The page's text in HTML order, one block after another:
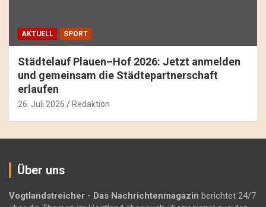
AKTUELL SPORT
Städtelauf Plauen–Hof 2026: Jetzt anmelden
und gemeinsam die Städtepartnerschaft
erlaufen
26. Juli 2026 Redaktion
Über uns
Vogtlandstreicher - Das Nachrichtenmagazin berichtet 24/7